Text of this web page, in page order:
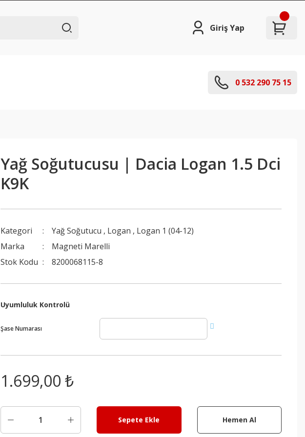
Giriş Yap
0 532 290 75 15
Yağ Soğutucusu | Dacia Logan 1.5 Dci
K9K
Kategori Yağ Soğutucu , Logan , Logan 1 (04-12)
Marka
Magneti Marelli
Stok Kodu
8200068115-8
Uyumluluk Kontrolü
Şase Numarası
1.699,00 ₺
Sepete Ekle Hemen Al